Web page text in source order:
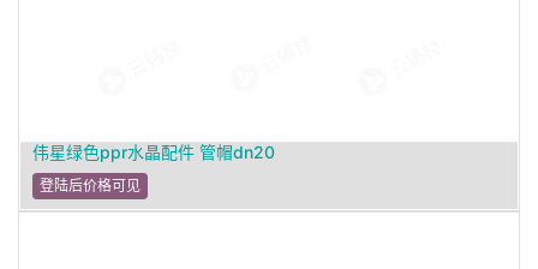
伟星绿色ppr水晶配件 管帽dn20
登陆后价格可见